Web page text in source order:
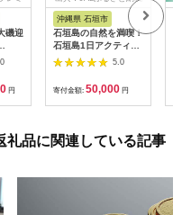
磯迎
惣
品
み
答品
日
こ
円
沖縄県 石垣市
石垣島の自然を満喫！
石垣島1日アクティビ
ティ (利用券 1名様分)
5.0
寄付金額: 50,000 円
礼品に関連している記事